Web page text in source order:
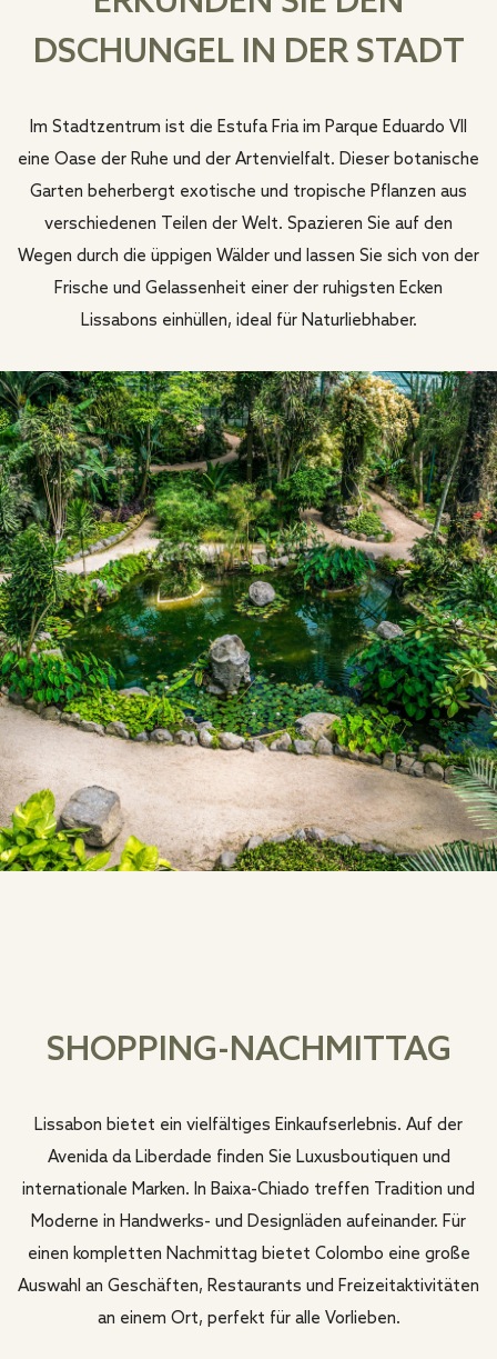
DSCHUNGEL IN DER STADT
Im Stadtzentrum ist die Estufa Fria im Parque Eduardo VII
eine Oase der Ruhe und der Artenvielfalt. Dieser botanische
Garten beherbergt exotische und tropische Pflanzen aus
verschiedenen Teilen der Welt. Spazieren Sie auf den
Wegen durch die üppigen Wälder und lassen Sie sich von der
Frische und Gelassenheit einer der ruhigsten Ecken
Lissabons einhüllen, ideal für Naturliebhaber.
SHOPPING-NACHMITTAG
Lissabon bietet ein vielfältiges Einkaufserlebnis. Auf der
Avenida da Liberdade finden Sie Luxusboutiquen und
internationale Marken. In Baixa-Chiado treffen Tradition und
Moderne in Handwerks- und Designläden aufeinander. Für
einen kompletten Nachmittag bietet Colombo eine große
Auswahl an Geschäften, Restaurants und Freizeitaktivitäten
an einem Ort, perfekt für alle Vorlieben.